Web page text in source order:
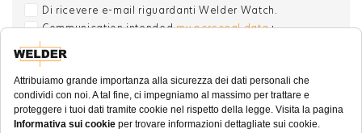
Di ricevere e-mail riguardanti Welder Watch.
Communication intendedmy personal dataı
SOCIAL CHANNELS
CATEGORIA